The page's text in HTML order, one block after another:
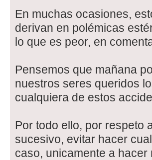
En muchas ocasiones,
derivan en polémicas
lo que es peor, en
Pensemos que mañana
nuestros seres queridos
cualquiera de estos
Por todo ello, por respeto
sucesivo, evitar hacer
caso, unicamente a